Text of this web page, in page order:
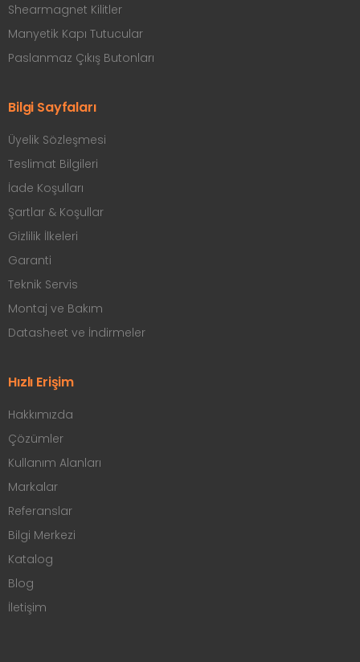
Shearmagnet Kilitler
Manyetik Kapı Tutucular
Paslanmaz Çıkış Butonları
Bilgi Sayfaları
Üyelik Sözleşmesi
Teslimat Bilgileri
İade Koşulları
Şartlar & Koşullar
Gizlilik İlkeleri
Garanti
Teknik Servis
Montaj ve Bakım
Datasheet ve İndirmeler
Hızlı Erişim
Hakkımızda
Çözümler
Kullanım Alanları
Markalar
Referanslar
Bilgi Merkezi
Katalog
Blog
İletişim